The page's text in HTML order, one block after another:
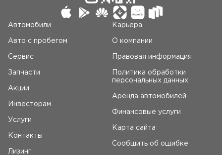
Автомобили
Авто c пробегом
Сервис
Запчасти
Акции
Инвесторам
Услуги
Контакты
Лизинг
Карьера
О компании
Правовая информация
Политика обработки
персональных данных
Аренда автомобилей
Финансовые услуги
Карта сайта
Сообщить об ошибке